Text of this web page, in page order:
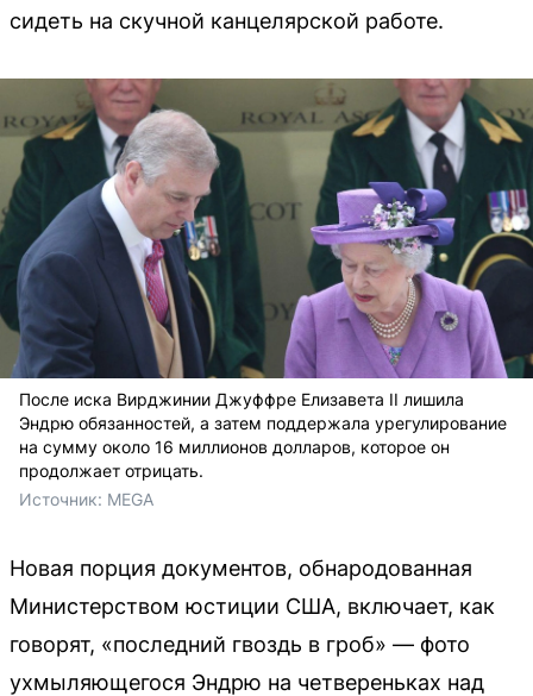
сидеть на скучной канцелярской работе.
После иска Вирджинии Джуффре Елизавета II лишила
Эндрю обязанностей, а затем поддержала урегулирование
на сумму около 16 миллионов долларов, которое он
продолжает отрицать.
Источник: MEGA
Новая порция документов, обнародованная
Министерством юстиции США, включает, как
говорят, «последний гвоздь в гроб» — фото
ухмыляющегося Эндрю на четвереньках над